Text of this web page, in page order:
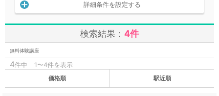
詳細条件を設定する
検索結果： 4件
無料体験講座
4件中 1〜4件を表示
価格順 駅近順